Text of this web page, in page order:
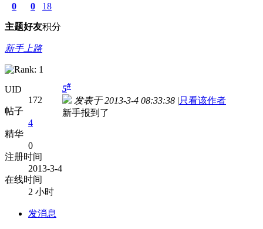
0
主题
0
好友
18
积分
新手上路
UID
172
帖子
4
精华
0
注册时间
2013-3-4
在线时间
2 小时
发消息
5#
发表于 2013-3-4 08:33:38 |只看该作者
新手报到了